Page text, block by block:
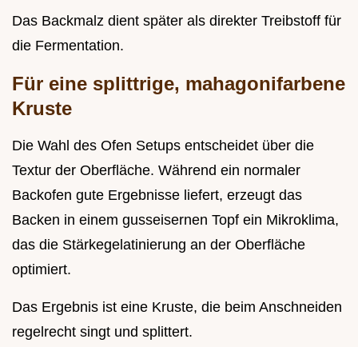
Das Backmalz dient später als direkter Treibstoff für
die Fermentation.
Für eine splittrige, mahagonifarbene
Kruste
Die Wahl des Ofen Setups entscheidet über die
Textur der Oberfläche. Während ein normaler
Backofen gute Ergebnisse liefert, erzeugt das
Backen in einem gusseisernen Topf ein Mikroklima,
das die Stärkegelatinierung an der Oberfläche
optimiert.
Das Ergebnis ist eine Kruste, die beim Anschneiden
regelrecht singt und splittert.